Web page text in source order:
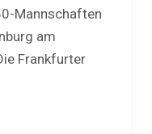
Mannschaften
am
Frankfurter